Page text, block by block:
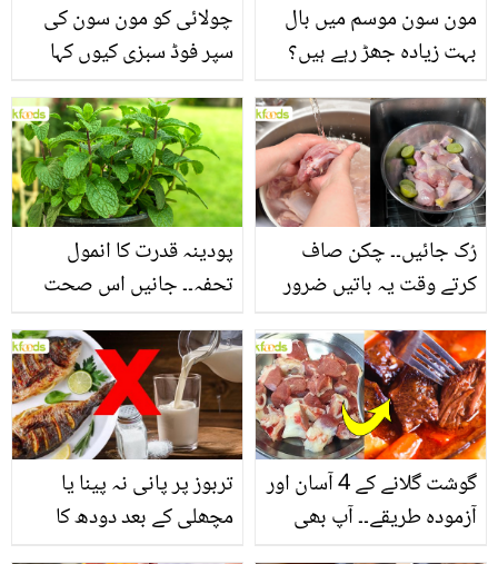
چولائی کو مون سون کی
سپر فوڈ سبزی کیوں کہا
منرلز اور اینٹی آکسیڈنٹس
سے بھرپور اس سبزی کے
فائدے
مون سون موسم میں بال
بہت زیادہ جھڑ رہے ہیں؟
بنانے کے چند قدرتی طریقے
پودینہ قدرت کا انمول
تحفہ۔۔ جانیں اس صحت
انگیز طبی فوائد
رُک جائیں۔۔ چکن صاف
کرتے وقت یہ باتیں ضرور
تربوز پر پانی نہ پینا یا
مچھلی کے بعد دودھ کا
گوشت گلانے کے 4 آسان اور
آزمودہ طریقے۔۔ آپ بھی